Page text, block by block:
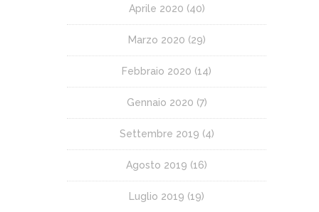
Aprile 2020 (40)
Marzo 2020 (29)
Febbraio 2020 (14)
Gennaio 2020 (7)
Settembre 2019 (4)
Agosto 2019 (16)
Luglio 2019 (19)